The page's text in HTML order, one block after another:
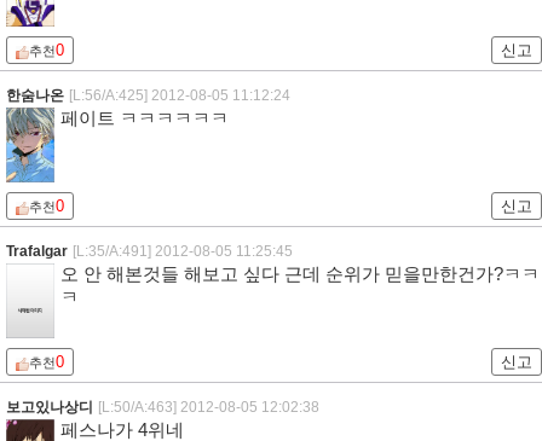
추천0 신고
한숨나온 [L:56/A:425] 2012-08-05 11:12:24
페이트 ㅋㅋㅋㅋㅋㅋ
추천0 신고
Trafalgar [L:35/A:491] 2012-08-05 11:25:45
오 안 해본것들 해보고 싶다 근데 순위가 믿을만한건가?ㅋㅋ
ㅋ
추천0 신고
보고있나상디 [L:50/A:463] 2012-08-05 12:02:38
페스나가 4위네